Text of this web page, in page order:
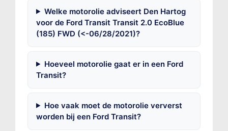
Welke motorolie adviseert Den Hartog
voor de Ford Transit Transit 2.0 EcoBlue
(185) FWD (<-06/28/2021)?
Hoeveel motorolie gaat er in een Ford
Transit?
Hoe vaak moet de motorolie ververst
worden bij een Ford Transit?